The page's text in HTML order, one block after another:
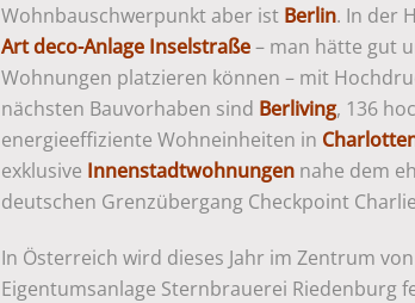
Wohnbauschwerpunkt aber ist Berlin. In der
Art deco-Anlage Inselstraße– man hätte gut
Wohnungen platzieren können – mit
nächsten Bauvorhaben sind Berliving, 136
energieeffiziente Wohneinheiten in
exklusive Innenstadtwohnungen nahe dem
deutschen Grenzübergang Checkpoint
In Österreich wird dieses Jahr im Zentrum
Eigentumsanlage Sternbrauerei Riedenburg